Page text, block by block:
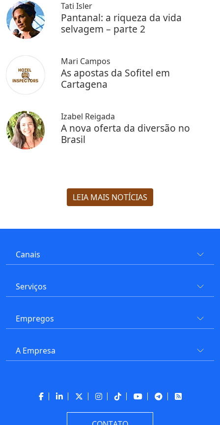
Tati Isler
Pantanal: a riqueza da vida
selvagem – parte 2
Mari Campos
As apostas da Sofitel em
Cartagena
Izabel Reigada
A nova oferta da diversão no
Brasil
LEIA MAIS NOTÍCIAS
Canais
Serviços
Empregos
A Empresa